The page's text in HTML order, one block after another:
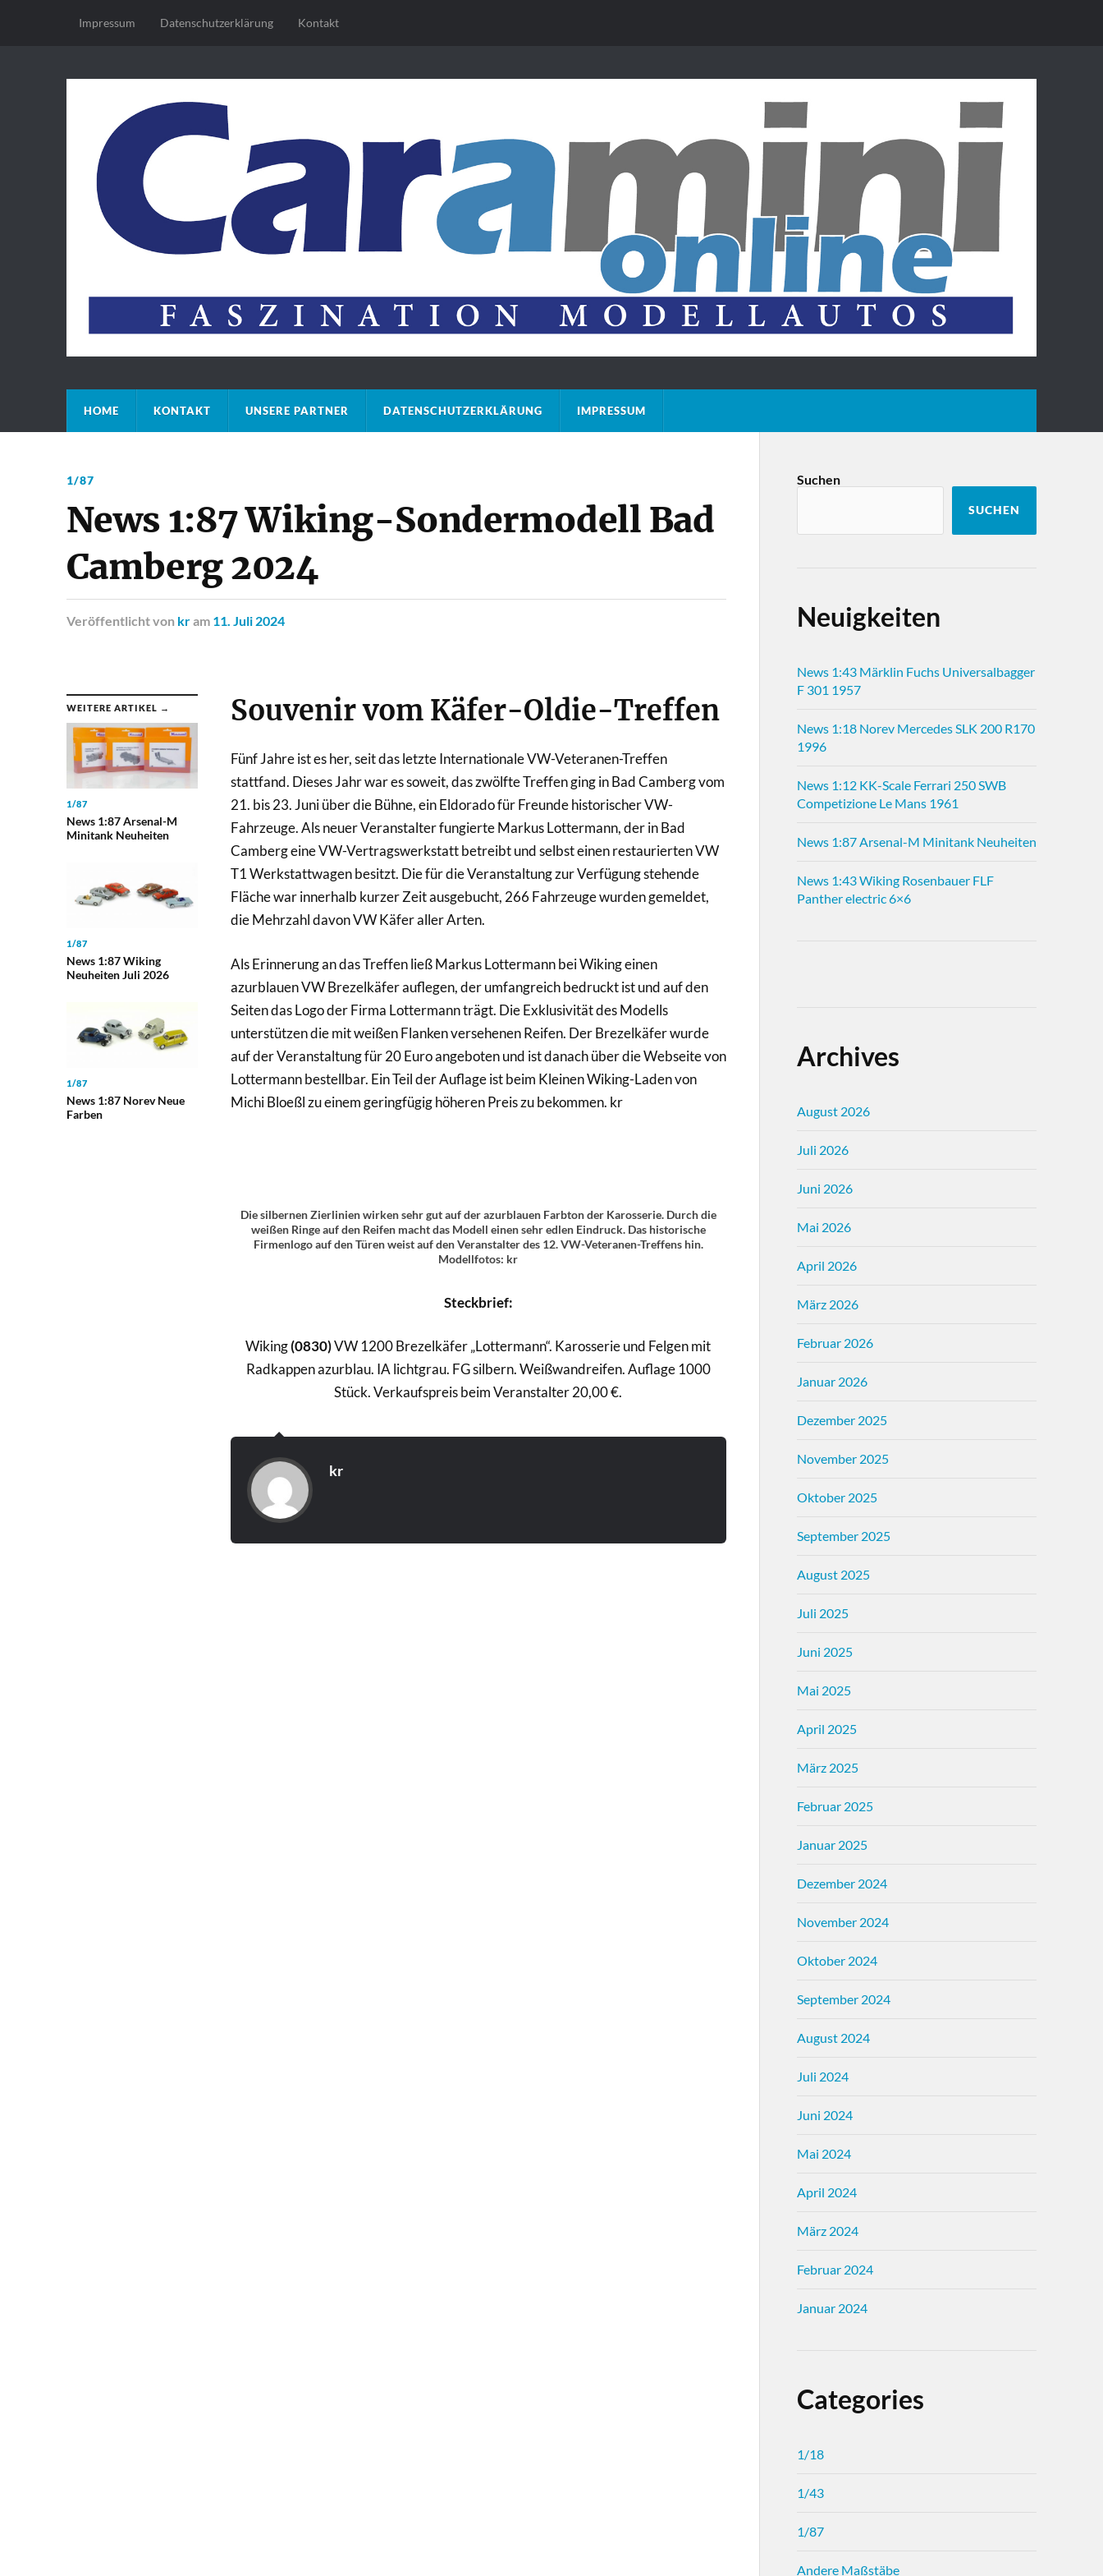
Impressum Datenschutz­erklärung Kontakt
HOME KONTAKT UNSERE PARTNER DATENSCHUTZ­ERKLÄRUNG IMPRESSUM
1/87
News 1:87 Wiking-Sondermodell Bad
Camberg 2024
Veröffentlichtvon kram 11. Juli 2024
WEITERE ARTIKEL →
1/87
News 1:87 Arsenal-M
Minitank Neuheiten
1/87
News 1:87 Wiking
Neuheiten Juli 2026
1/87
News 1:87 Norev Neue
Farben
Souvenir vom Käfer-Oldie-Treffen
Fünf Jahre ist es her, seit das letzte Internationale VW-Veteranen-Treffen
stattfand. Dieses Jahr war es soweit, das zwölfte Treffen ging in Bad Camberg vom
21. bis 23. Juni über die Bühne, ein Eldorado für Freunde historischer VW-
Fahrzeuge. Als neuer Veranstalter fungierte Markus Lottermann, der in Bad
Camberg eine VW-Vertragswerkstatt betreibt und selbst einen restaurierten VW
T1 Werkstattwagen besitzt. Die für die Veranstaltung zur Verfügung stehende
Fläche war innerhalb kurzer Zeit ausgebucht, 266 Fahrzeuge wurden gemeldet,
die Mehrzahl davon VW Käfer aller Arten.
Als Erinnerung an das Treffen ließ Markus Lottermann bei Wiking einen
azurblauen VW Brezelkäfer auflegen, der umfangreich bedruckt ist und auf den
Seiten das Logo der Firma Lottermann trägt. Die Exklusivität des Modells
unterstützen die mit weißen Flanken versehenen Reifen. Der Brezelkäfer wurde
auf der Veranstaltung für 20 Euro angeboten und ist danach über die Webseite von
Lottermann bestellbar. Ein Teil der Auflage ist beim Kleinen Wiking-Laden von
Michi Bloeßl zu einem geringfügig höheren Preis zu bekommen. kr
Die silbernen Zierlinien wirken sehr gut auf der azurblauen Farbton der Karosserie. Durch die
weißen Ringe auf den Reifen macht das Modell einen sehr edlen Eindruck. Das historische
Firmenlogo auf den Türen weist auf den Veranstalter des 12. VW-Veteranen-Treffens hin.
Modellfotos: kr
Steckbrief:
Wiking(0830)VW 1200 Brezelkäfer „Lottermann“. Karosserie und Felgen mit
Radkappen azurblau. IA lichtgrau. FG silbern. Weißwandreifen. Auflage 1000
Stück. Verkaufspreis beim Veranstalter 20,00 €.
kr
Suchen
SUCHEN
Neuigkeiten
News 1:43 Märklin Fuchs Universalbagger
F 301 1957
News 1:18 Norev Mercedes SLK 200 R170
1996
News 1:12 KK-Scale Ferrari 250 SWB
Competizione Le Mans 1961
News 1:87 Arsenal-M Minitank Neuheiten
News 1:43 Wiking Rosenbauer FLF
Panther electric 6×6
Archives
August 2026
Juli 2026
Juni 2026
Mai 2026
April 2026
März 2026
Februar 2026
Januar 2026
Dezember 2025
November 2025
Oktober 2025
September 2025
August 2025
Juli 2025
Juni 2025
Mai 2025
April 2025
März 2025
Februar 2025
Januar 2025
Dezember 2024
November 2024
Oktober 2024
September 2024
August 2024
Juli 2024
Juni 2024
Mai 2024
April 2024
März 2024
Februar 2024
Januar 2024
Categories
1/18
1/43
1/87
Andere Maßstäbe